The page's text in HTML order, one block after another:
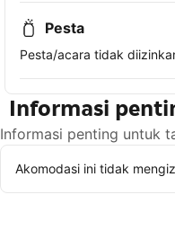
Pesta
Pesta/acara tidak
Informasi
Informasi penting untuk
Akomodasi ini tidak